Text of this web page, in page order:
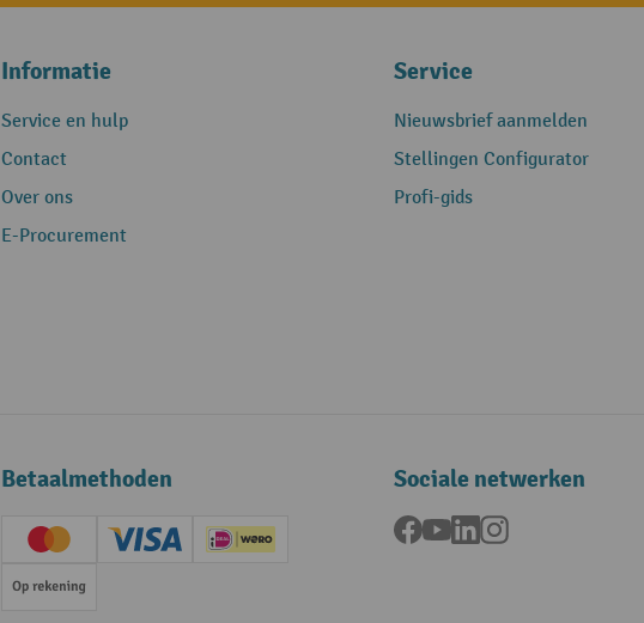
Informatie
Service en hulp
Contact
Over ons
E-Procurement
Service
Nieuwsbrief aanmelden
Stellingen Configurator
Profi-gids
Betaalmethoden
Creditcard (Master)Creditcard (Visa)iDEAL | Wero
Op rekening
Sociale netwerken
Facebook
YouTubeLinkedInInstagram